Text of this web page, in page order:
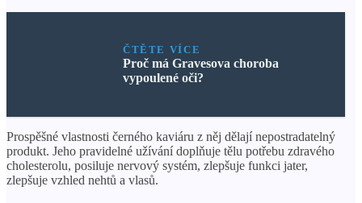
ČTĚTE VÍCE
Proč má Gravesova choroba
vypoulené oči?
Prospěšné vlastnosti černého kaviáru z něj dělají nepostradatelný
produkt. Jeho pravidelné užívání doplňuje tělu potřebu zdravého
cholesterolu, posiluje nervový systém, zlepšuje funkci jater,
zlepšuje vzhled nehtů a vlasů.